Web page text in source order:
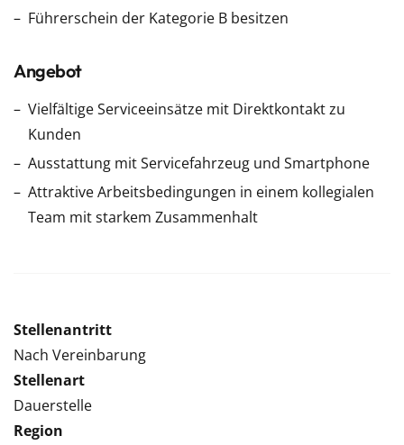
Führerschein der Kategorie B besitzen
Angebot
Vielfältige Serviceeinsätze mit Direktkontakt zu
Kunden
Ausstattung mit Servicefahrzeug und Smartphone
Attraktive Arbeitsbedingungen in einem kollegialen
Team mit starkem Zusammenhalt
Stellenantritt
Nach Vereinbarung
Stellenart
Dauerstelle
Region